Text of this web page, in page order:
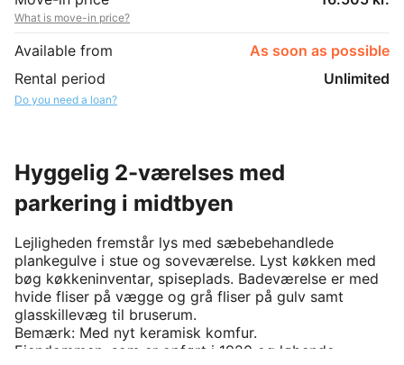
What is move-in price?
Available from
As soon as possible
Rental period
Unlimited
Do you need a loan?
Hyggelig 2-værelses med
parkering i midtbyen
Lejligheden fremstår lys med sæbebehandlede
plankegulve i stue og soveværelse. Lyst køkken med
bøg køkkeninventar, spiseplads. Badeværelse er med
hvide fliser på vægge og grå fliser på gulv samt
glasskillevæg til bruserum.
Bemærk: Med nyt keramisk komfur.
Ejendommen, som er opført i 1920 og løbende